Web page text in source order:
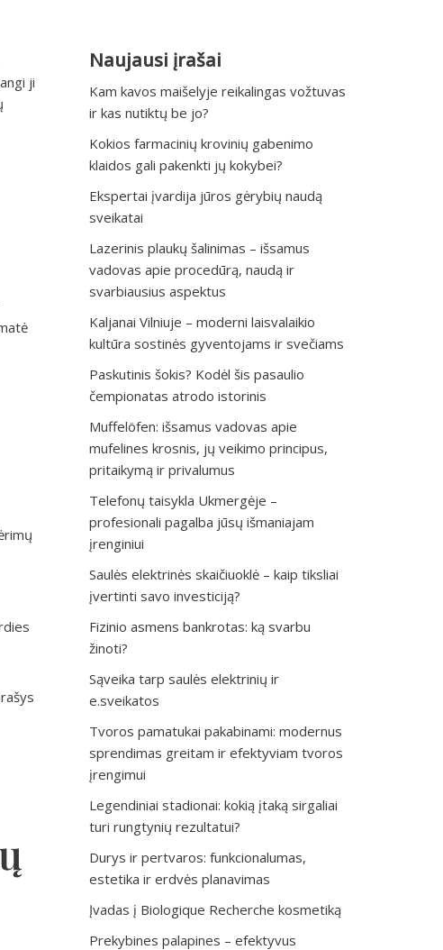
ji
Naujausi įrašai
Kam kavos maišelyje reikalingas vožtuvas
ir kas nutiktų be jo?
Kokios farmacinių krovinių gabenimo
klaidos gali pakenkti jų kokybei?
Ekspertai įvardija jūros gėrybių naudą
sveikatai
Lazerinis plaukų šalinimas – išsamus
vadovas apie procedūrą, naudą ir
svarbiausius aspektus
Kaljanai Vilniuje – moderni laisvalaikio
kultūra sostinės gyventojams ir svečiams
Paskutinis šokis? Kodėl šis pasaulio
čempionatas atrodo istorinis
Muffelöfen: išsamus vadovas apie
mufelines krosnis, jų veikimo principus,
pritaikymą ir privalumus
Telefonų taisykla Ukmergėje –
profesionali pagalba jūsų išmaniajam
įrenginiui
Saulės elektrinės skaičiuoklė – kaip tiksliai
įvertinti savo investiciją?
Fizinio asmens bankrotas: ką svarbu
žinoti?
Sąveika tarp saulės elektrinių ir
e.sveikatos
Tvoros pamatukai pakabinami: modernus
sprendimas greitam ir efektyviam tvoros
įrengimui
Legendiniai stadionai: kokią įtaką sirgaliai
turi rungtynių rezultatui?
Durys ir pertvaros: funkcionalumas,
estetika ir erdvės planavimas
Įvadas į Biologique Recherche kosmetiką
Prekybines palapines – efektyvus